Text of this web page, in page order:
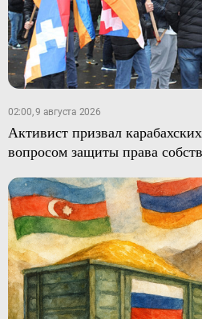
02:00, 9 августа 2026
Активист призвал
вопросом защиты права